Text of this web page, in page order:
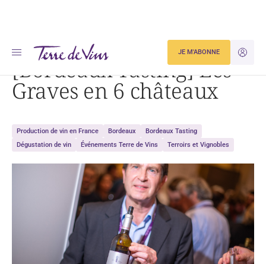
JE
JE M'ABONNE
Accueil [Bordeaux Tasting] Les Graves en 6 châteaux
[Bordeaux Tasting] Les
Graves en 6 châteaux
Production de vin en France Bordeaux
Bordeaux Tasting
Dégustation de vin
Événements Terre de Vins Terroirs et Vignobles